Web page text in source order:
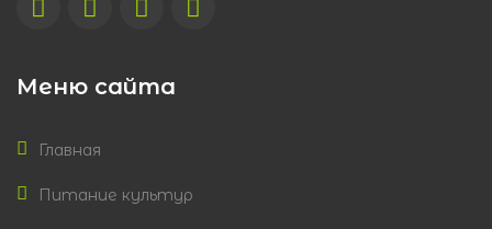
Меню сайта
Главная
Питание культур